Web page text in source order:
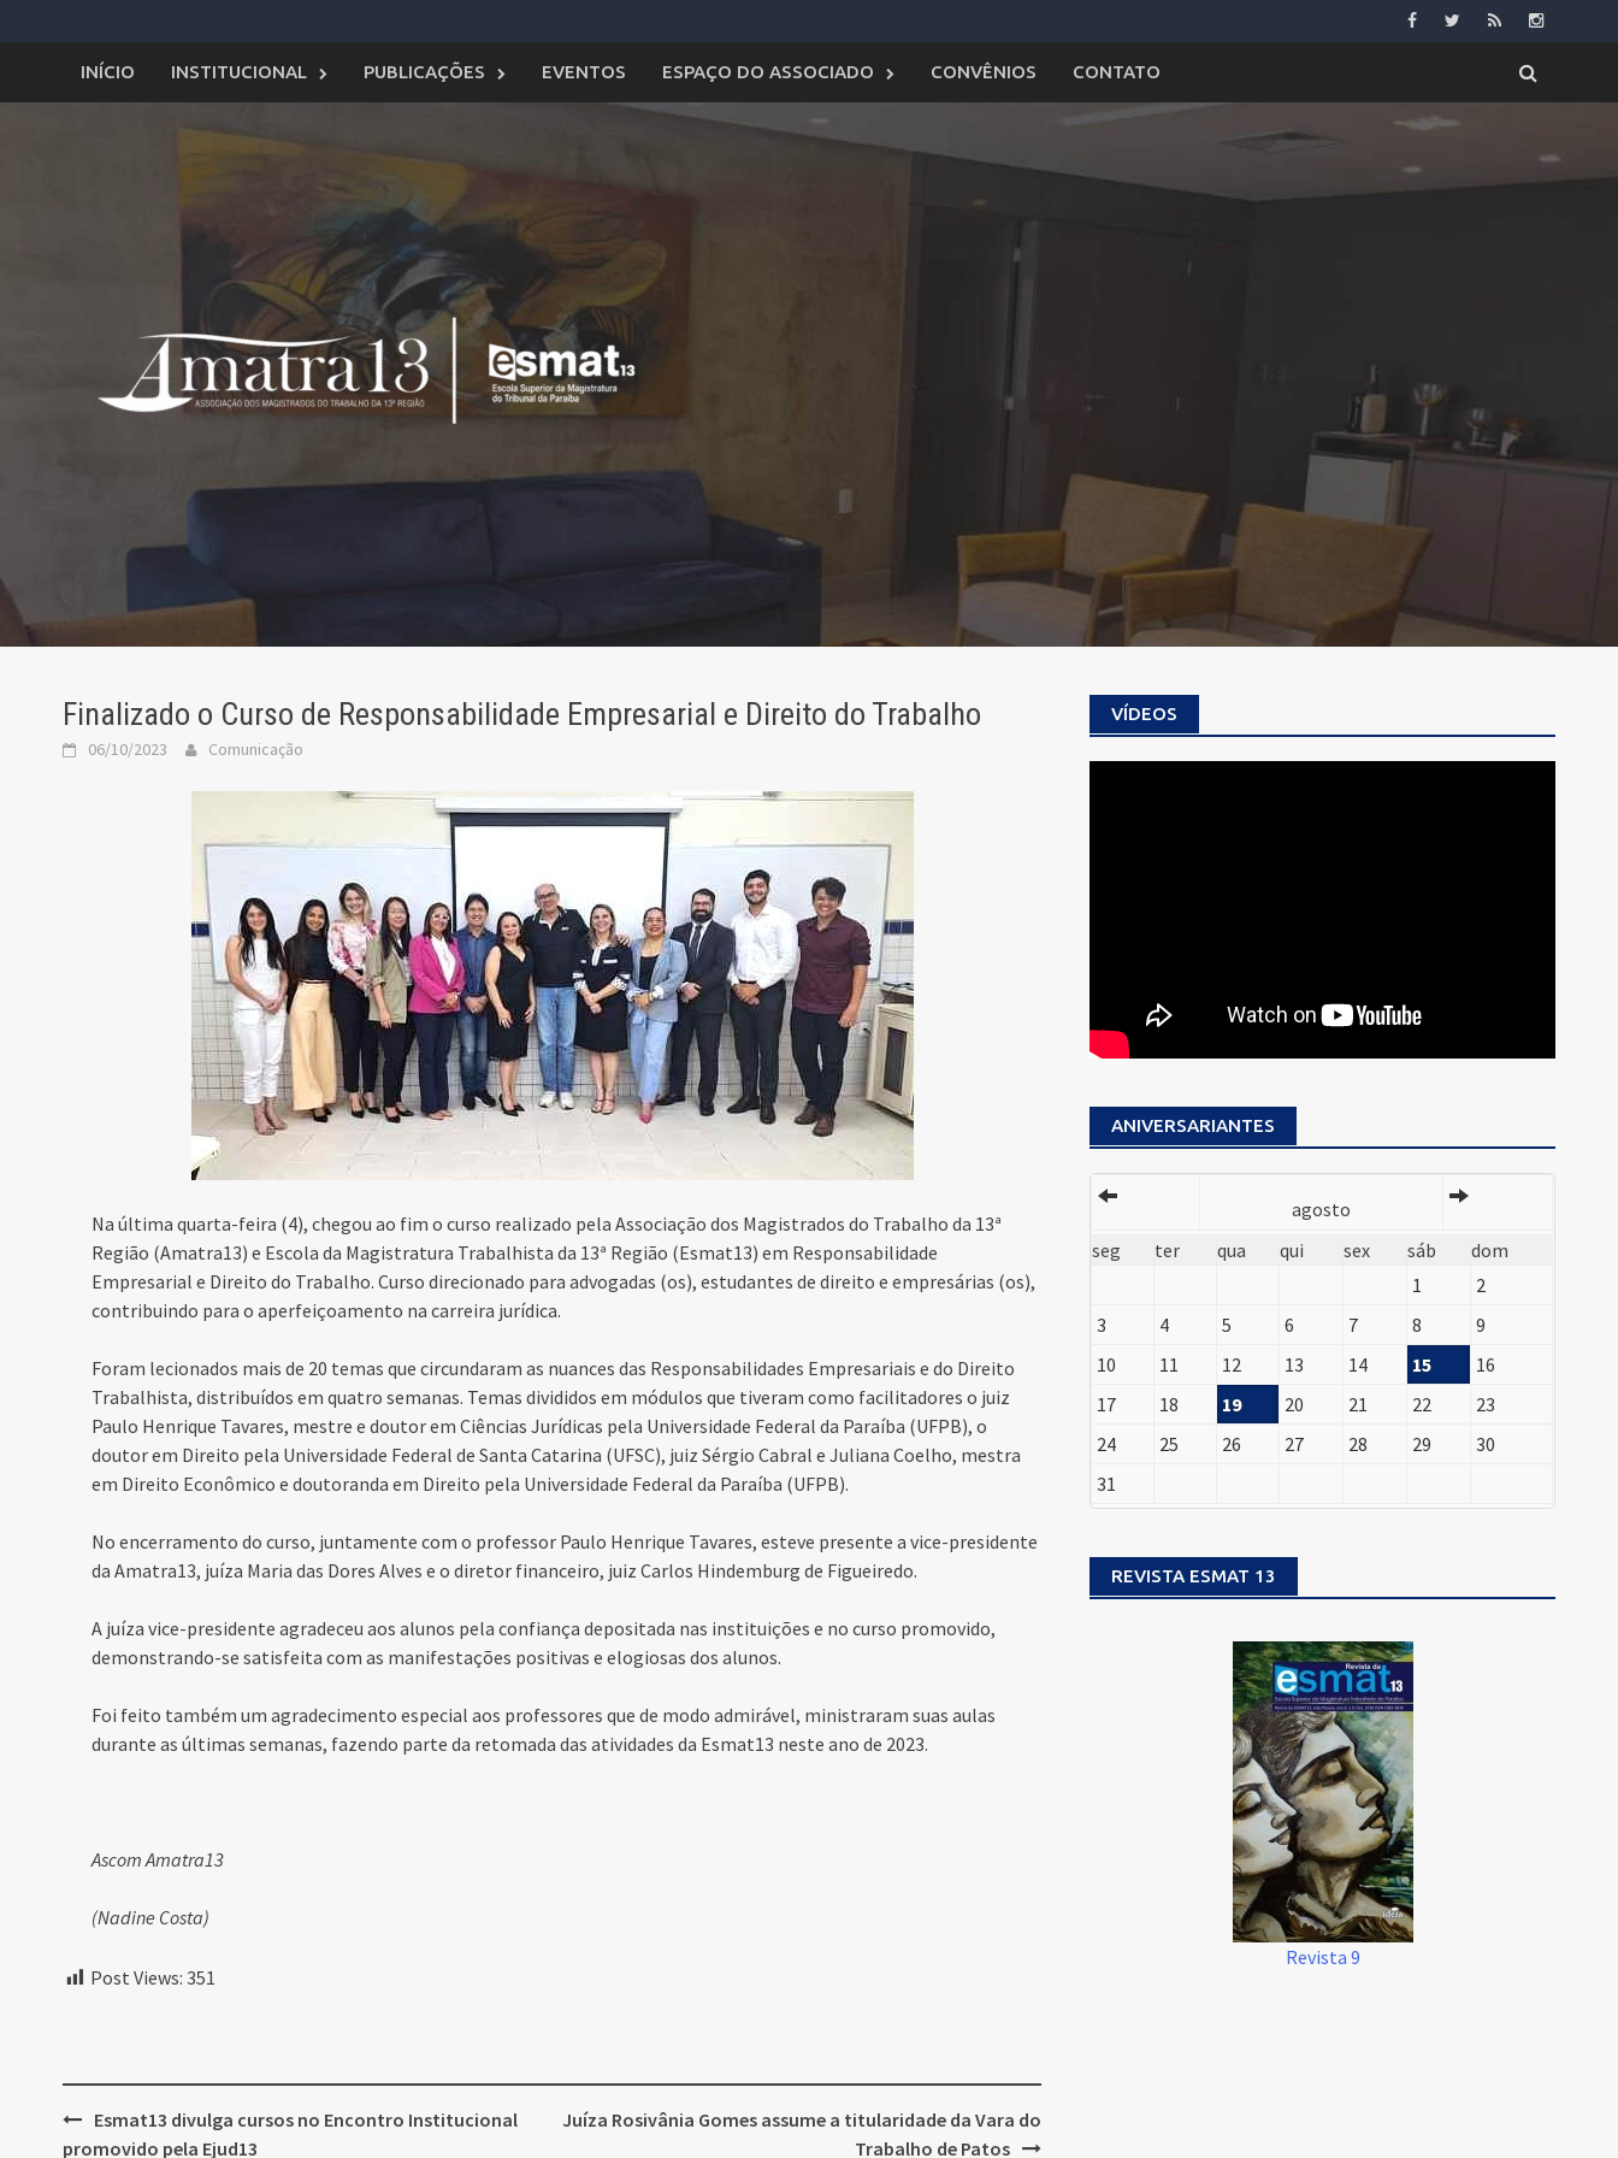
to
INÍCIO INSTITUCIONAL PUBLICAÇÕES EVENTOS ESPAÇO DO ASSOCIADO CONVÊNIOS CONTATO
Finalizado o Curso de Responsabilidade Empresarial e Direito do Trabalho
06/10/2023 Comunicação
Na última quarta-feira (4), chegou ao fim o curso realizado pela Associação dos Magistrados do Trabalho da 13ª
Região (Amatra13) e Escola da Magistratura Trabalhista da 13ª Região (Esmat13) em Responsabilidade
Empresarial e Direito do Trabalho. Curso direcionado para advogadas (os), estudantes de direito e empresárias (os),
contribuindo para o aperfeiçoamento na carreira jurídica.
Foram lecionados mais de 20 temas que circundaram as nuances das Responsabilidades Empresariais e do Direito
Trabalhista, distribuídos em quatro semanas. Temas divididos em módulos que tiveram como facilitadores o juiz
Paulo Henrique Tavares, mestre e doutor em Ciências Jurídicas pela Universidade Federal da Paraíba (UFPB), o
doutor em Direito pela Universidade Federal de Santa Catarina (UFSC), juiz Sérgio Cabral e Juliana Coelho, mestra
em Direito Econômico e doutoranda em Direito pela Universidade Federal da Paraíba (UFPB).
No encerramento do curso, juntamente com o professor Paulo Henrique Tavares, esteve presente a vice-presidente
da Amatra13, juíza Maria das Dores Alves e o diretor financeiro, juiz Carlos Hindemburg de Figueiredo.
A juíza vice-presidente agradeceu aos alunos pela confiança depositada nas instituições e no curso promovido,
demonstrando-se satisfeita com as manifestações positivas e elogiosas dos alunos.
Foi feito também um agradecimento especial aos professores que de modo admirável, ministraram suas aulas
durante as últimas semanas, fazendo parte da retomada das atividades da Esmat13 neste ano de 2023.
Ascom Amatra13
(Nadine Costa)
Post Views: 351
Post
navigation
Esmat13 divulga cursos no Encontro Institucional
promovido pela Ejud13
Juíza Rosivânia Gomes assume a titularidade da Vara do
Trabalho de Patos
VÍDEOS
ANIVERSARIANTES
agosto
seg
ter qua qui sex sáb
dom
1
2
3
4 5 6 7 8
9
10
11 12 13 14 15
16
17
18 19 20 21 22
23
24
25 26 27 28 29
30
31
REVISTA ESMAT 13
Revista 9